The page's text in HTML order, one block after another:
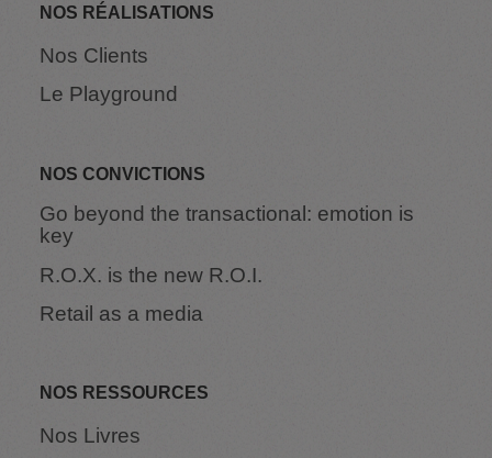
NOS RÉALISATIONS
Nos Clients
Le Playground
NOS CONVICTIONS
Go beyond the transactional: emotion is
key
R.O.X. is the new R.O.I.
Retail as a media
NOS RESSOURCES
Nos Livres